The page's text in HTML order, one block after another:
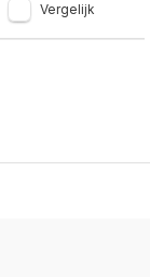
Vergelijk